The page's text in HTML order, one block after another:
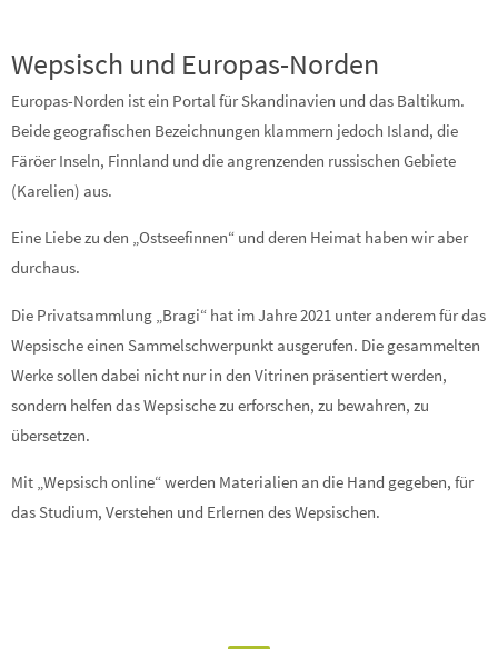
Wepsisch und Europas-Norden
Europas-Norden ist ein Portal für Skandinavien und das Baltikum.
Beide geografischen Bezeichnungen klammern jedoch Island, die
Färöer Inseln, Finnland und die angrenzenden russischen Gebiete
(Karelien) aus.
Eine Liebe zu den „Ostseefinnen“ und deren Heimat haben wir aber
durchaus.
Die Privatsammlung „Bragi“ hat im Jahre 2021 unter anderem für das
Wepsische einen Sammelschwerpunkt ausgerufen. Die gesammelten
Werke sollen dabei nicht nur in den Vitrinen präsentiert werden,
sondern helfen das Wepsische zu erforschen, zu bewahren, zu
übersetzen.
Mit „Wepsisch online“ werden Materialien an die Hand gegeben, für
das Studium, Verstehen und Erlernen des Wepsischen.